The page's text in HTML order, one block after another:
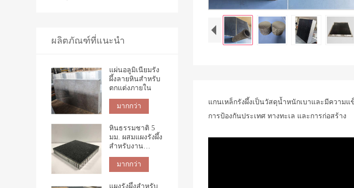
แกนเหล็กรังผึ้งเป็นวัสดุน้ำหนักเบาและมีความ
การป้องกันประเทศ ทางทะเล และการก่อสร้าง
ผลิตภัณฑ์ที่แนะนำ
แผ่นอลูมิเนียมรัง
ผึ้งลายหินสำหรับ
ตกแต่งภายใน
มากกว่า
หินธรรมชาติ 5
มม. ผสมแผงรังผึ้ง
สำหรับงาน
มากกว่า
แผงรังผึ้งสำหรับ